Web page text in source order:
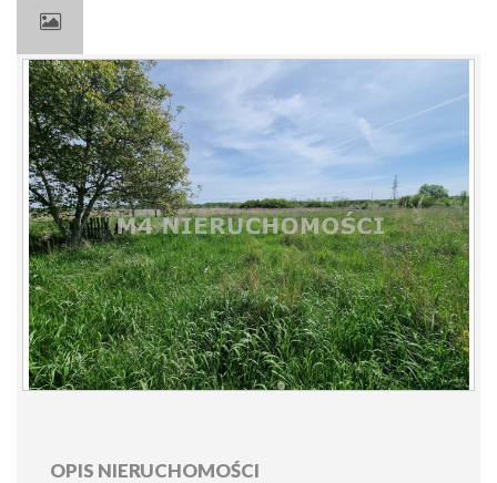
OPIS NIERUCHOMOŚCI